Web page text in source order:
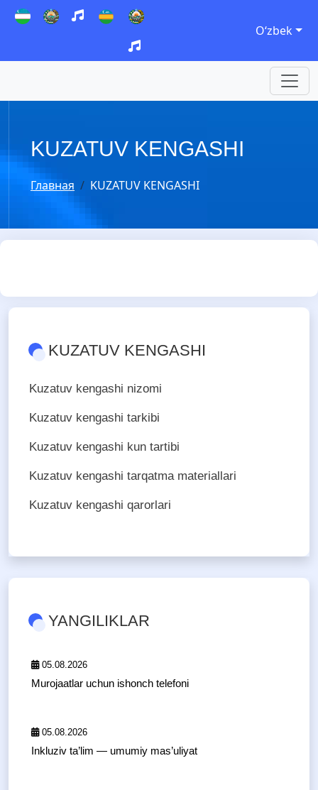
Oʻzbek
KUZATUV KENGASHI
Главная KUZATUV KENGASHI
KUZATUV KENGASHI
Kuzatuv kengashi nizomi
Kuzatuv kengashi tarkibi
Kuzatuv kengashi kun tartibi
Kuzatuv kengashi tarqatma materiallari
Kuzatuv kengashi qarorlari
YANGILIKLAR
05.08.2026
Murojaatlar uchun ishonch telefoni
05.08.2026
Inkluziv ta’lim — umumiy mas’uliyat